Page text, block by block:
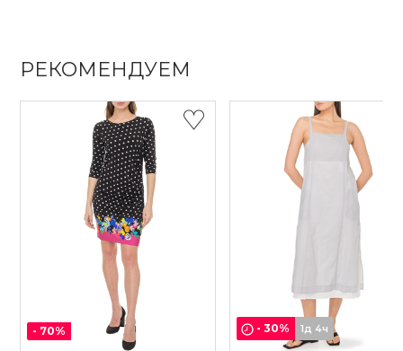
РЕКОМЕНДУЕМ
- 70% -30% 1д 4ч